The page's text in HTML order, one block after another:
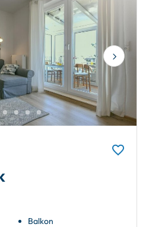
Next
Balkon